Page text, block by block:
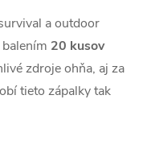
a outdoor
20 kusov
zdroje ohňa, aj za
tieto zápalky tak